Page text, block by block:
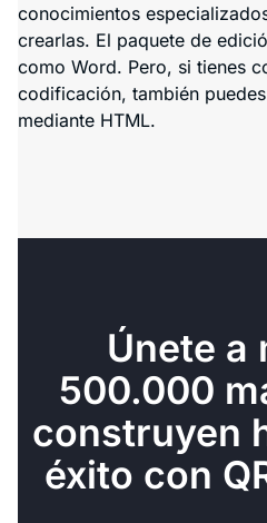
conocimientos
crearlas. El paquete de
como Word. Pero, si tienes
codificación, también
mediante HTML.
Únete a
500.000
construyen
éxito con